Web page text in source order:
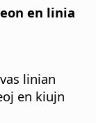
en linia
linian
en kiujn